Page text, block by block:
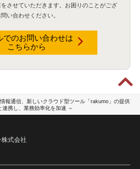
報通信、新しいクラウド型ツール「rakumo」の提供
携し、業務効率化を加速 ～
をさせていただきます。お困りのことがござ
い合わせください。
でのお問い合わせは
こちらから
式会社